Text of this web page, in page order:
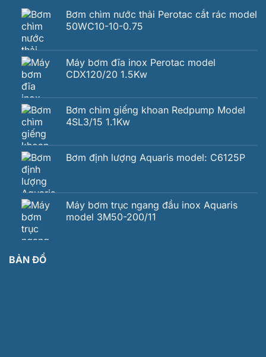
Bơm chìm nước thải Perotac cắt rác model
50WC10-10-0.75
Máy bơm đĩa inox Perotac model
CDX120/20 1.5Kw
Bơm chìm giếng khoan Redpump Model
4SL3/15 1.1Kw
Bơm định lượng Aquaris model: C6125P
Máy bơm trục ngang đầu inox Aquaris
model 3M50-200/11
BẢN ĐỒ